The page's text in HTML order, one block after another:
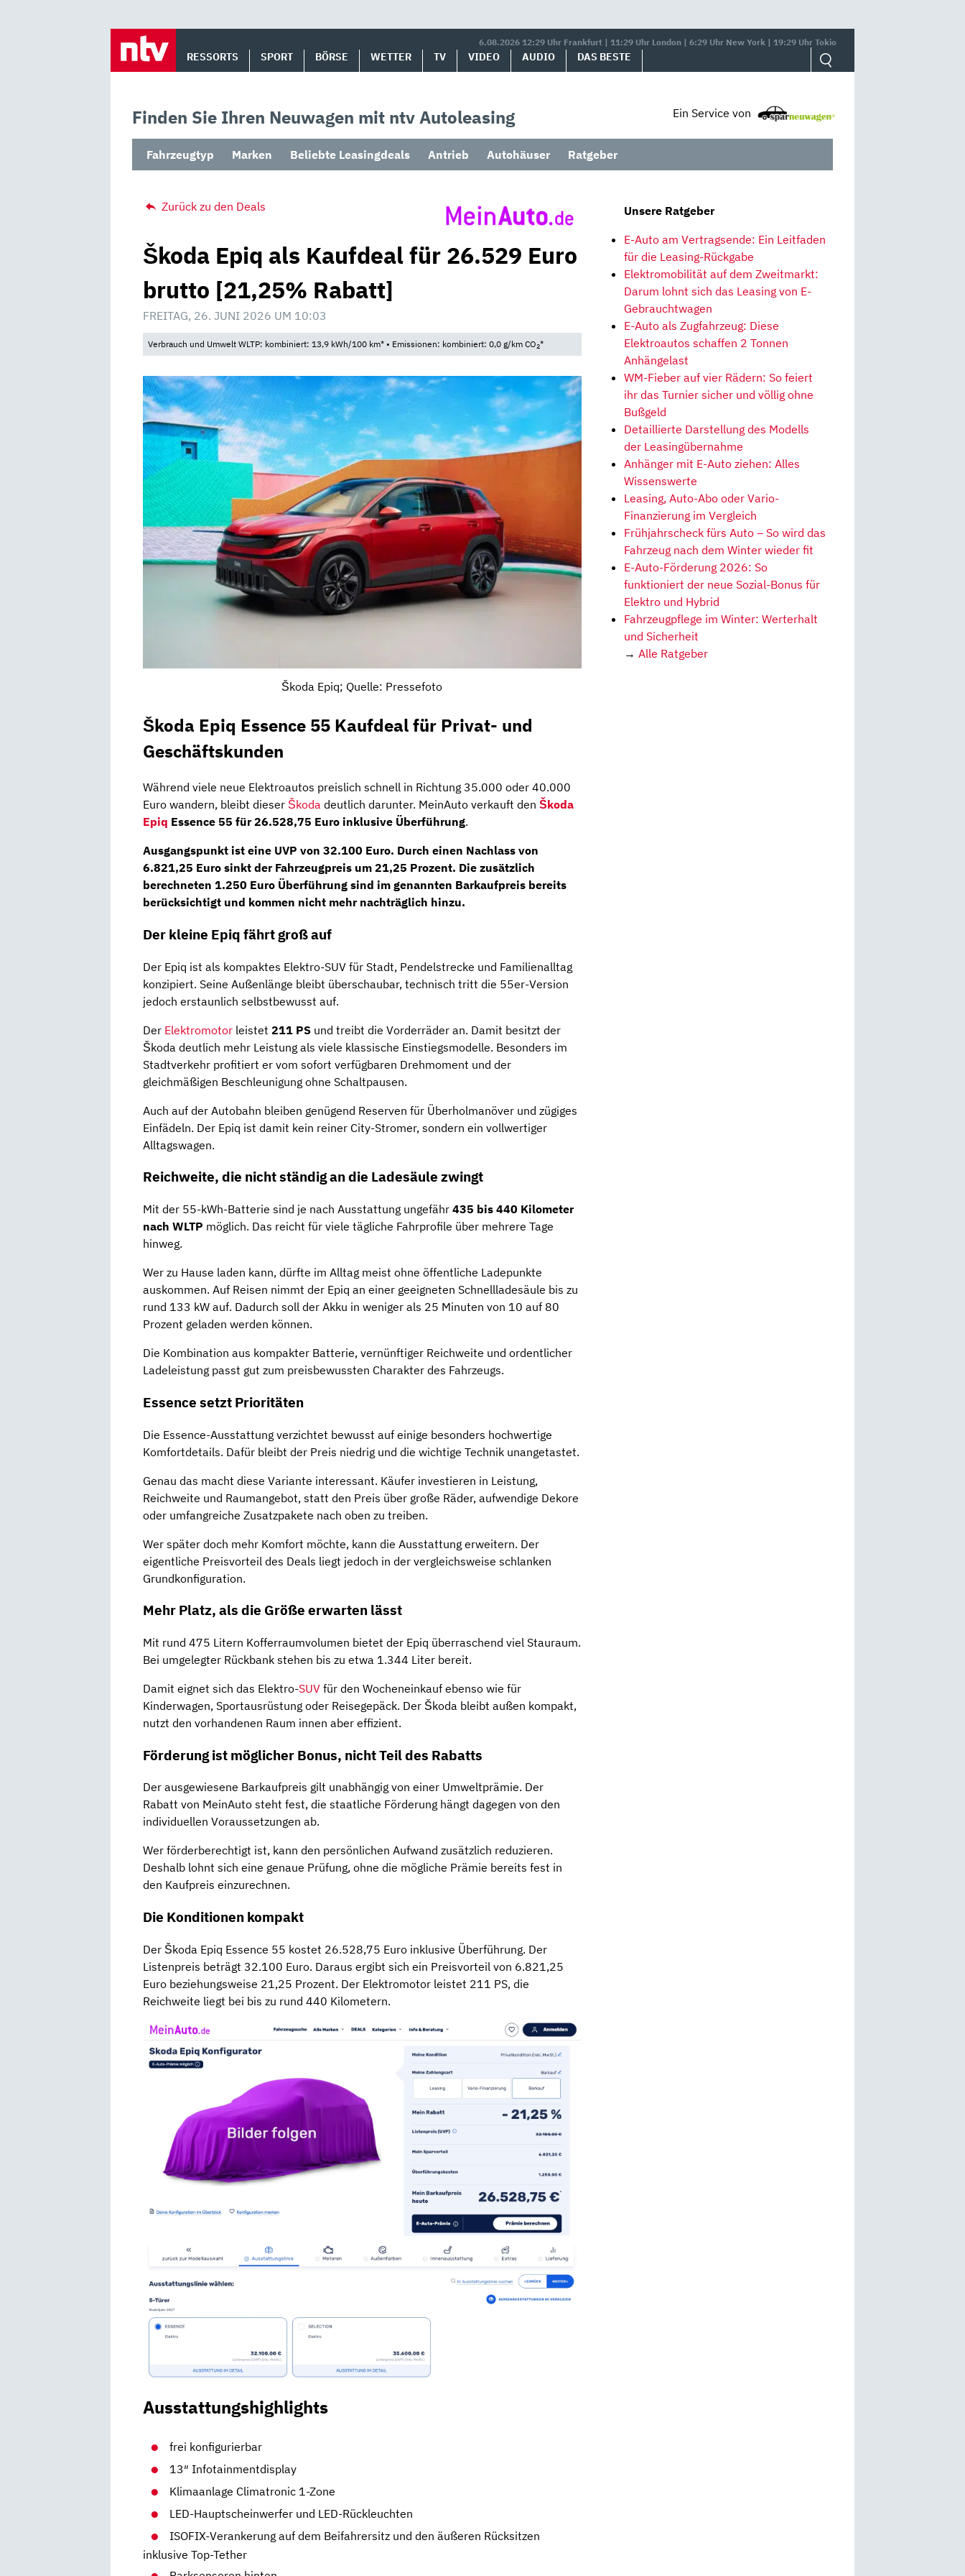
6.08.2026 12:29 Uhr Frankfurt | 11:29 Uhr London | 6:29 Uhr New York | 19:29 Uhr Tokio
RESSORTS SPORT BÖRSE WETTER TV VIDEO AUDIO DAS BESTE
Finden Sie Ihren Neuwagen mit ntv Autoleasing Ein Service von
Fahrzeugtyp Marken Beliebte Leasingdeals Antrieb Autohäuser Ratgeber
Zurück zu den Deals
Škoda Epiq als Kaufdeal für 26.529 Euro
brutto [21,25% Rabatt]
FREITAG, 26. JUNI 2026 UM 10:03
Verbrauch und Umwelt WLTP: kombiniert: 13,9 kWh/100 km* • Emissionen: kombiniert: 0,0 g/km CO2*
Škoda Epiq; Quelle: Pressefoto
Škoda Epiq Essence 55 Kaufdeal für Privat- und
Geschäftskunden
Während viele neue Elektroautos preislich schnell in Richtung 35.000 oder 40.000
Euro wandern, bleibt dieser Škoda deutlich darunter. MeinAuto verkauft den Škoda
Epiq Essence 55 für 26.528,75 Euro inklusive Überführung.
Ausgangspunkt ist eine UVP von 32.100 Euro. Durch einen Nachlass von
6.821,25 Euro sinkt der Fahrzeugpreis um 21,25 Prozent. Die zusätzlich
berechneten 1.250 Euro Überführung sind im genannten Barkaufpreis bereits
berücksichtigt und kommen nicht mehr nachträglich hinzu.
Der kleine Epiq fährt groß auf
Der Epiq ist als kompaktes Elektro-SUV für Stadt, Pendelstrecke und Familienalltag
konzipiert. Seine Außenlänge bleibt überschaubar, technisch tritt die 55er-Version
jedoch erstaunlich selbstbewusst auf.
Der Elektromotor leistet 211 PS und treibt die Vorderräder an. Damit besitzt der
Škoda deutlich mehr Leistung als viele klassische Einstiegsmodelle. Besonders im
Stadtverkehr profitiert er vom sofort verfügbaren Drehmoment und der
gleichmäßigen Beschleunigung ohne Schaltpausen.
Auch auf der Autobahn bleiben genügend Reserven für Überholmanöver und zügiges
Einfädeln. Der Epiq ist damit kein reiner City-Stromer, sondern ein vollwertiger
Alltagswagen.
Reichweite, die nicht ständig an die Ladesäule zwingt
Mit der 55-kWh-Batterie sind je nach Ausstattung ungefähr 435 bis 440 Kilometer
nach WLTP möglich. Das reicht für viele tägliche Fahrprofile über mehrere Tage
hinweg.
Wer zu Hause laden kann, dürfte im Alltag meist ohne öffentliche Ladepunkte
auskommen. Auf Reisen nimmt der Epiq an einer geeigneten Schnellladesäule bis zu
rund 133 kW auf. Dadurch soll der Akku in weniger als 25 Minuten von 10 auf 80
Prozent geladen werden können.
Die Kombination aus kompakter Batterie, vernünftiger Reichweite und ordentlicher
Ladeleistung passt gut zum preisbewussten Charakter des Fahrzeugs.
Essence setzt Prioritäten
Die Essence-Ausstattung verzichtet bewusst auf einige besonders hochwertige
Komfortdetails. Dafür bleibt der Preis niedrig und die wichtige Technik unangetastet.
Genau das macht diese Variante interessant. Käufer investieren in Leistung,
Reichweite und Raumangebot, statt den Preis über große Räder, aufwendige Dekore
oder umfangreiche Zusatzpakete nach oben zu treiben.
Wer später doch mehr Komfort möchte, kann die Ausstattung erweitern. Der
eigentliche Preisvorteil des Deals liegt jedoch in der vergleichsweise schlanken
Grundkonfiguration.
Mehr Platz, als die Größe erwarten lässt
Mit rund 475 Litern Kofferraumvolumen bietet der Epiq überraschend viel Stauraum.
Bei umgelegter Rückbank stehen bis zu etwa 1.344 Liter bereit.
Damit eignet sich das Elektro-SUV für den Wocheneinkauf ebenso wie für
Kinderwagen, Sportausrüstung oder Reisegepäck. Der Škoda bleibt außen kompakt,
nutzt den vorhandenen Raum innen aber effizient.
Förderung ist möglicher Bonus, nicht Teil des Rabatts
Der ausgewiesene Barkaufpreis gilt unabhängig von einer Umweltprämie. Der
Rabatt von MeinAuto steht fest, die staatliche Förderung hängt dagegen von den
individuellen Voraussetzungen ab.
Wer förderberechtigt ist, kann den persönlichen Aufwand zusätzlich reduzieren.
Deshalb lohnt sich eine genaue Prüfung, ohne die mögliche Prämie bereits fest in
den Kaufpreis einzurechnen.
Die Konditionen kompakt
Der Škoda Epiq Essence 55 kostet 26.528,75 Euro inklusive Überführung. Der
Listenpreis beträgt 32.100 Euro. Daraus ergibt sich ein Preisvorteil von 6.821,25
Euro beziehungsweise 21,25 Prozent. Der Elektromotor leistet 211 PS, die
Reichweite liegt bei bis zu rund 440 Kilometern.
Ausstattungshighlights
frei konfigurierbar
13″ Infotainmentdisplay
Klimaanlage Climatronic 1-Zone
LED-Hauptscheinwerfer und LED-Rückleuchten
ISOFIX-Verankerung auf dem Beifahrersitz und den äußeren Rücksitzen
inklusive Top-Tether
Unsere Ratgeber
E-Auto am Vertragsende: Ein Leitfaden
für die Leasing-Rückgabe
Elektromobilität auf dem Zweitmarkt:
Darum lohnt sich das Leasing von E-
Gebrauchtwagen
E-Auto als Zugfahrzeug: Diese
Elektroautos schaffen 2 Tonnen
Anhängelast
WM-Fieber auf vier Rädern: So feiert
ihr das Turnier sicher und völlig ohne
Bußgeld
Detaillierte Darstellung des Modells
der Leasingübernahme
Anhänger mit E-Auto ziehen: Alles
Wissenswerte
Leasing, Auto-Abo oder Vario-
Finanzierung im Vergleich
Frühjahrscheck fürs Auto – So wird das
Fahrzeug nach dem Winter wieder fit
E-Auto-Förderung 2026: So
funktioniert der neue Sozial-Bonus für
Elektro und Hybrid
Fahrzeugpflege im Winter: Werterhalt
und Sicherheit
→ Alle Ratgeber